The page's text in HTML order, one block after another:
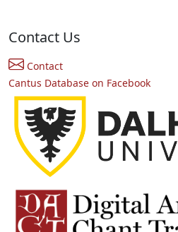
Contact Us
Contact
Cantus Database on Facebook